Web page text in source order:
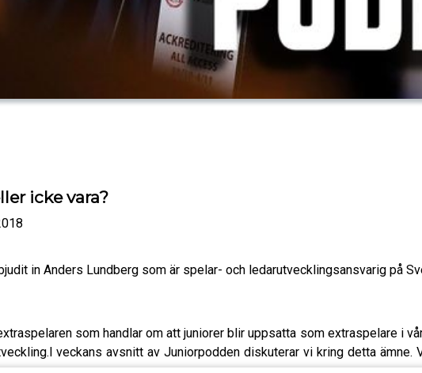
icke vara?
in Anders Lundberg som är spelar- och ledarutvecklingsansvarig på
som handlar om att juniorer blir uppsatta som extraspelare i
veckans avsnitt av Juniorpodden diskuterar vi kring detta ämne.